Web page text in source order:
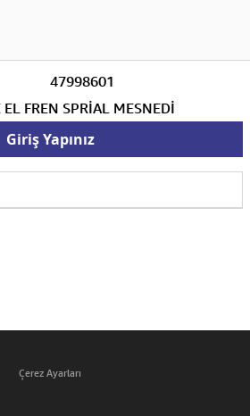
47998601
FREN SPRİAL MESNEDİ
Giriş Yapınız
Çerez Ayarları